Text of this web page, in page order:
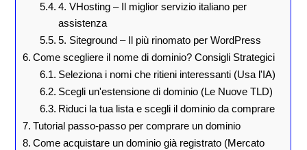
4. VHosting – Il miglior servizio italiano per
assistenza
5. Siteground – Il più rinomato per WordPress
Come scegliere il nome di dominio? Consigli Strategici
Seleziona i nomi che ritieni interessanti (Usa l'IA)
Scegli un'estensione di dominio (Le Nuove TLD)
Riduci la tua lista e scegli il dominio da comprare
Tutorial passo-passo per comprare un dominio
Come acquistare un dominio già registrato (Mercato